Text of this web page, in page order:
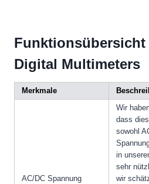
Funktionsübersicht
Digital Multimeters
Merkmale
AC/DC Spannung
Wir
dass
sowohl
in
sehr
wir